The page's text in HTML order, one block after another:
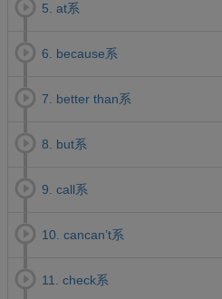
5. at系
6. because系
7. better than系
8. but系
9. call系
10. cancan’t系
11. check系